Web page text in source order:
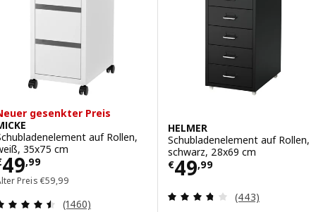
gesenkter Preis
auf Rollen,
35x75 cm
49,99€ 49,99
Preis€59,99
Alter Preis € 59,99
Überprüfung: 4.5 aus 5 sterne. Bewertungen
(1460)
HELMER
Schubladenelement auf Rollen,
schwarz, 28x69 cm
€49,99
Preis € 49,99
Überprüfung:
(443)